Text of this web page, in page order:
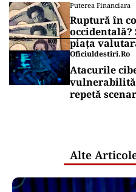
Puterea Financiara
Ruptură în
occidentală?
piața
Oficiuldestiri.ro
Atacurile
repetă
Alte